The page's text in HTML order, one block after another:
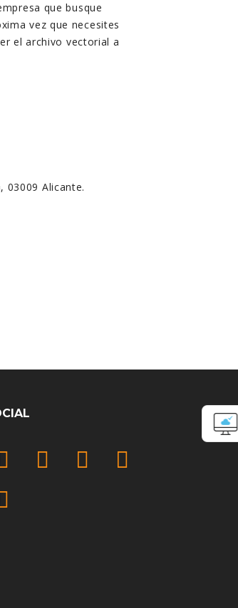
que busque
vez que necesites
el archivo vectorial a
03009 Alicante.